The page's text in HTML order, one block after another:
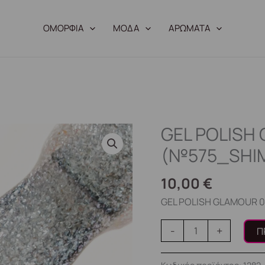
ΟΜΟΡΦΙΑ ΜΟΔΑ ΑΡΩΜΑΤΑ
GEL POLISH
10,00€
GEL POLISH
-
GEL
POLISH
GLAMOUR
05
(№575_SHIMMER)
ποσότητα
+